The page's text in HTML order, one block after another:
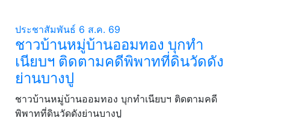
ประชาสัมพันธ์ 6 ส.ค. 69
ชาวบ้านหมู่บ้านออมทอง บุกทำ
เนียบฯ ติดตามคดีพิพาทที่ดินวัดดัง
ย่านบางปู
ชาวบ้านหมู่บ้านออมทอง บุกทำเนียบฯ ติดตามคดี
พิพาทที่ดินวัดดังย่านบางปู